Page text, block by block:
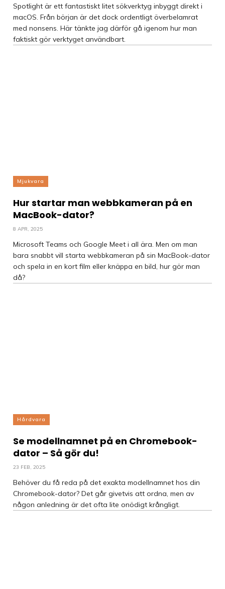
Spotlight är ett fantastiskt litet sökverktyg inbyggt direkt i
macOS. Från början är det dock ordentligt överbelamrat
med nonsens. Här tänkte jag därför gå igenom hur man
faktiskt gör verktyget användbart.
Mjukvara
Hur startar man webbkameran på en
MacBook-dator?
8 APR, 2025
Microsoft Teams och Google Meet i all ära. Men om man
bara snabbt vill starta webbkameran på sin MacBook-dator
och spela in en kort film eller knäppa en bild, hur gör man
då?
Hårdvara
Se modellnamnet på en Chromebook-
dator – Så gör du!
23 FEB, 2025
Behöver du få reda på det exakta modellnamnet hos din
Chromebook-dator? Det går givetvis att ordna, men av
någon anledning är det ofta lite onödigt krångligt.